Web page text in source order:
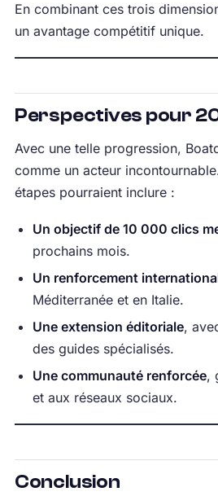
En combinant ces trois
un avantage compétitif unique.
Perspectives pour
Avec une telle progression,
comme un acteur
étapes pourraient inclure :
Un objectif de 10 000 clics
prochains mois.
Un renforcement
Méditerranée et en Italie.
Une extension éditoriale,
des guides spécialisés.
Une communauté renforcée,
et aux réseaux sociaux.
Conclusion